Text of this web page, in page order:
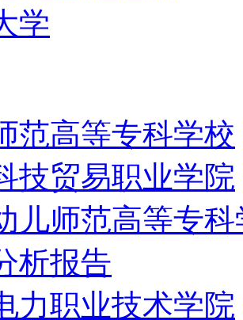
学
范高等专科学校
技贸易职业学院
儿师范高等专科
析报告
力职业技术学院